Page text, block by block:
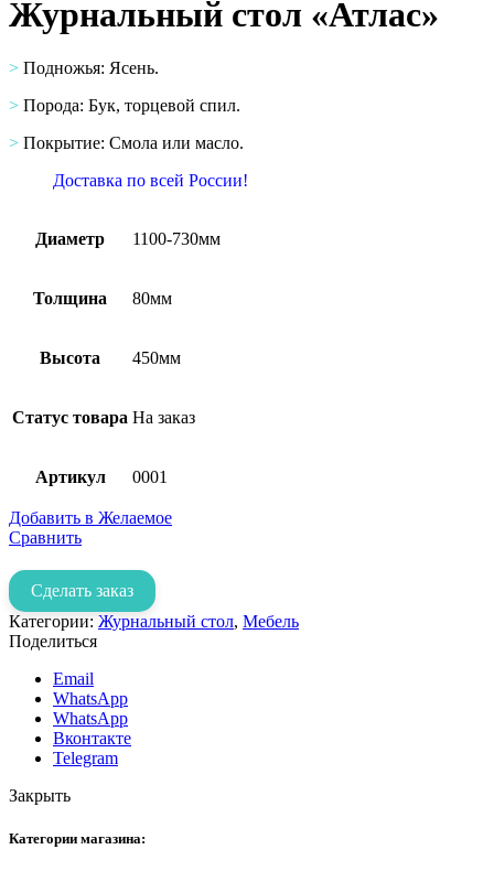
Журнальный стол «Атлас»
> Подножья: Ясень.
> Порода: Бук, торцевой спил.
> Покрытие: Смола или масло.
Доставка по всей России!
Диаметр 1100-730мм
Толщина 80мм
Высота 450мм
Статус товара На заказ
Артикул 0001
Добавить в Желаемое
Сравнить
Сделать заказ
Категории: Журнальный стол, Мебель
Поделиться
Email
WhatsApp
WhatsApp
Вконтакте
Telegram
Закрыть
Категории магазина: